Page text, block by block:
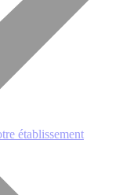
établissement